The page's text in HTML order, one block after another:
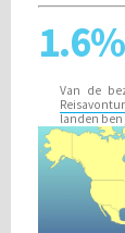
1.6%
Van de
landen ben